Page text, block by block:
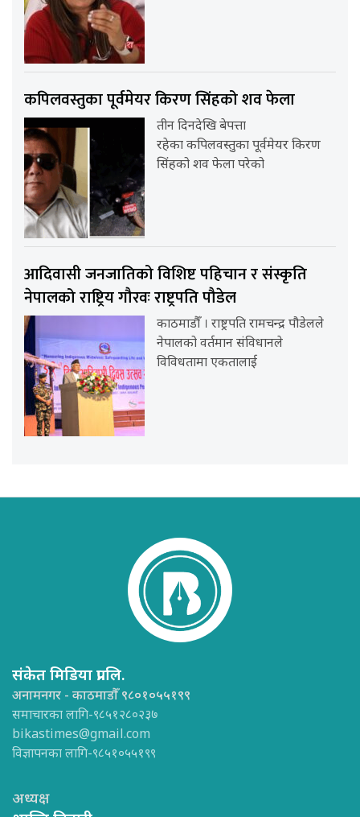
कपिलवस्तुका पूर्वमेयर किरण सिंहको शव फेला
तीन दिनदेखि बेपत्ता
रहेका कपिलवस्तुका पूर्वमेयर किरण
सिंहको शव फेला परेको
आदिवासी जनजातिको विशिष्ट पहिचान र संस्कृति
नेपालको राष्ट्रिय गौरवः राष्ट्रपति पौडेल
काठमाडौँ । राष्ट्रपति रामचन्द्र पौडेलले
नेपालको वर्तमान संविधानले
विविधतामा एकतालाई
संकेत मिडिया प्रा.लि.
अनामनगर - काठमाडौँ ९८०१०५५१९९
समाचारका लागि-९८५१२८०२३७
bikastimes@gmail.com
विज्ञापनका लागि-९८५१०५५१९९
अध्यक्ष